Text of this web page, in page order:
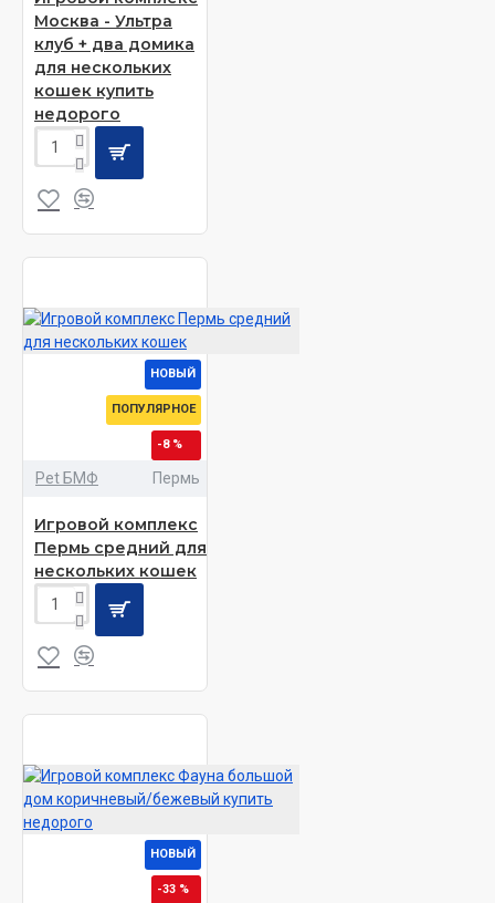
Москва - Ультра
клуб + два домика
для нескольких
кошек купить
недорого
НОВЫЙ
ПОПУЛЯРНОЕ
-8 %
Pet БМФ Пермь
Игровой комплекс
Пермь средний для
нескольких кошек
НОВЫЙ
-33 %